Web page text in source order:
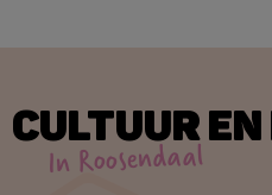
CULTUUR
In Roosendaal